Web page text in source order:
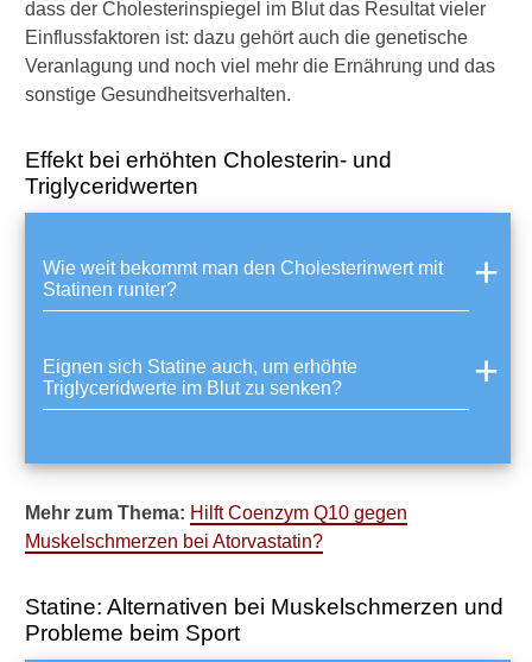
dass der Cholesterinspiegel im Blut das Resultat vieler
Einflussfaktoren ist: dazu gehört auch die genetische
Veranlagung und noch viel mehr die Ernährung und das
sonstige Gesundheitsverhalten.
Effekt bei erhöhten Cholesterin- und
Triglyceridwerten
Wie weit bekommt man den Cholesterinwert mit
Statinen runter?
Eignen sich Statine auch, um erhöhte
Triglyceridwerte im Blut zu senken?
Mehr zum Thema: Hilft Coenzym Q10 gegen
Muskelschmerzen bei Atorvastatin?
Statine: Alternativen bei Muskelschmerzen und
Probleme beim Sport
v
e
r
a
g
e
S
i
d
S
t
i
e
n
h
d